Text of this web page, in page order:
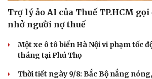
Tư vấn
Săn Tour
check-in
Trợ lý ảo AI của Thuế TP.HCM
nhở người nợ thuế
Một xe ô tô biển Hà Nội vi phạm tốc
tháng tại Phú Thọ
Thời tiết ngày 9/8: Bắc Bộ nắng